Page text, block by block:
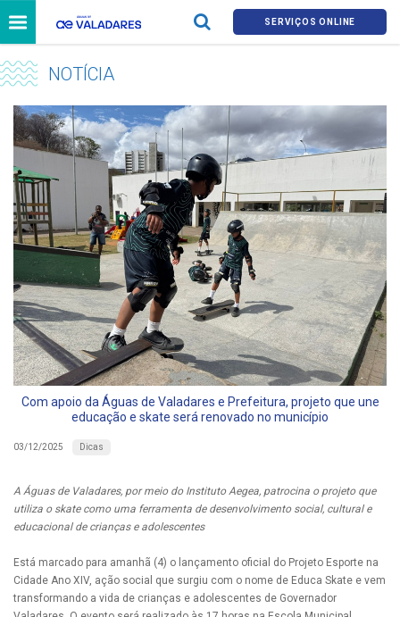
SERVIÇOS ONLINE
NOTÍCIA
Com apoio da Águas de Valadares e Prefeitura, projeto que une
educação e skate será renovado no município
03/12/2025 Dicas
A Águas de Valadares, por meio do Instituto Aegea, patrocina o projeto que
utiliza o skate como uma ferramenta de desenvolvimento social, cultural e
educacional de crianças e adolescentes
Está marcado para amanhã (4) o lançamento oficial do Projeto Esporte na
Cidade Ano XIV, ação social que surgiu com o nome de Educa Skate e vem
transformando a vida de crianças e adolescentes de Governador